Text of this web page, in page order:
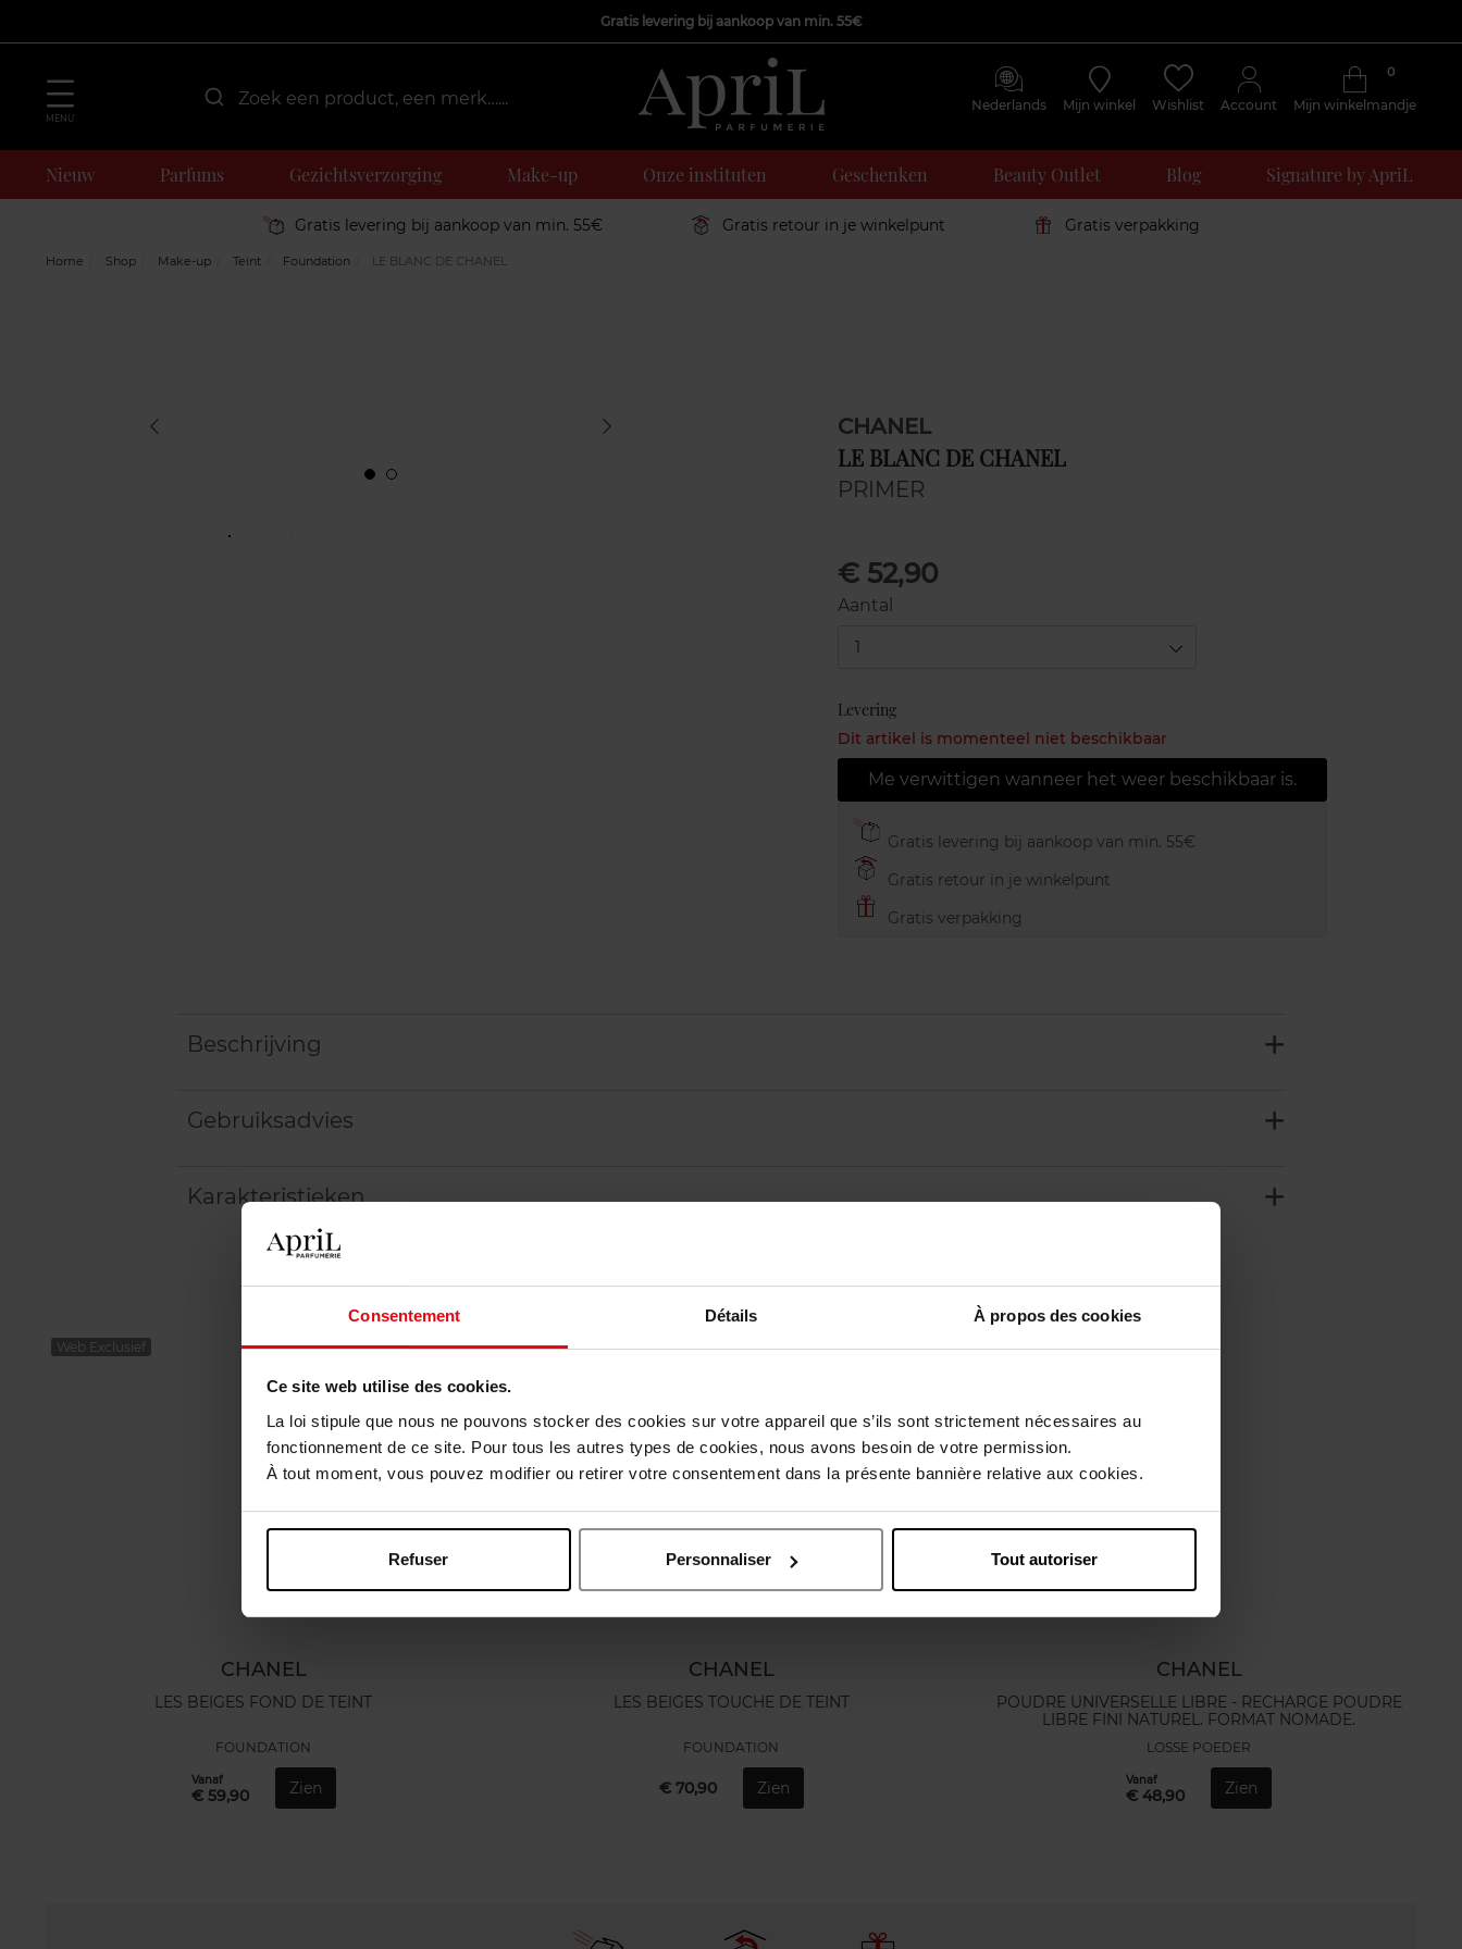
Consentement Détails À propos des cookies
Ce site web utilise des cookies.
La loi stipule que nous ne pouvons stocker des cookies sur votre appareil que s’ils sont strictement nécessaires au
fonctionnement de ce site. Pour tous les autres types de cookies, nous avons besoin de votre permission.
À tout moment, vous pouvez modifier ou retirer votre consentement dans la présente bannière relative aux cookies.
Refuser Personnaliser Tout autoriser
Gratis levering bij aankoop van min. 55€
MENU
Nederlands Mijn winkel Wishlist Account Mijn winkelmandje
0
Nieuw Parfums Gezichtsverzorging Make-up Onze instituten Geschenken Beauty Outlet Blog Signature by ApriL
Gratis levering bij aankoop van min. 55€ Gratis retour in je winkelpunt Gratis verpakking
Home Shop Make-up Teint Foundation LE BLANC DE CHANEL
CHANEL
LE BLANC DE CHANEL
PRIMER
€ 52,90
Aantal
1
Levering
Dit artikel is momenteel niet beschikbaar
Me verwittigen wanneer het weer beschikbaar is.
Gratis levering bij aankoop van min. 55€
Gratis retour in je winkelpunt
Gratis verpakking
Beschrijving
Gebruiksadvies
Karakteristieken
Nog iets vergeten ?
Web Exclusief
CHANEL
LES BEIGES FOND DE TEINT
FOUNDATION
Vanaf
€ 59,90 Zien
CHANEL
LES BEIGES TOUCHE DE TEINT
FOUNDATION
€ 70,90 Zien
CHANEL
POUDRE UNIVERSELLE LIBRE - RECHARGE POUDRE
LIBRE FINI NATUREL. FORMAT NOMADE.
LOSSE POEDER
Vanaf
€ 48,90 Zien